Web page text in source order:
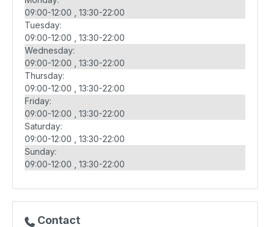
09:00-12:00
13:30-22:00
Tuesday:
09:00-12:00
13:30-22:00
Wednesday:
09:00-12:00
13:30-22:00
Thursday:
09:00-12:00
13:30-22:00
Friday:
09:00-12:00
13:30-22:00
Saturday:
09:00-12:00
13:30-22:00
Sunday:
09:00-12:00
13:30-22:00
Contact